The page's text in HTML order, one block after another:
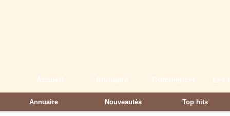
Accueil Annuaire Commencer Les
Annuaire Nouveautés Top hits